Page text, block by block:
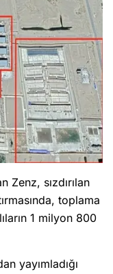
Zenz, sızdırılan
toplama
1 milyon 800
yayımladığı